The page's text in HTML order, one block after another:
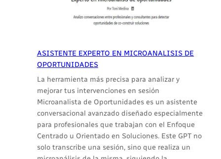
EN
SOLUCIONES
ASISTENTE EXPERTO EN MICROANALISIS DE
OPORTUNIDADES
La herramienta más precisa para analizar y
mejorar tus intervenciones en sesión
Microanalista de Oportunidades es un asistente
conversacional avanzado diseñado especialmente
para profesionales que trabajan con el Enfoque
Centrado u Orientado en Soluciones. Este GPT no
solo transcribe una sesión, sino que realiza un